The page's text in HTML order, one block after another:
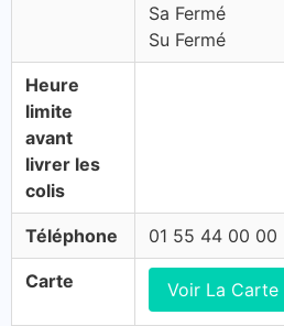
Sa Fermé
Su Fermé
Heure
limite
avant
livrer les
colis
Téléphone 01 55 44 00 00
Carte Voir La Carte